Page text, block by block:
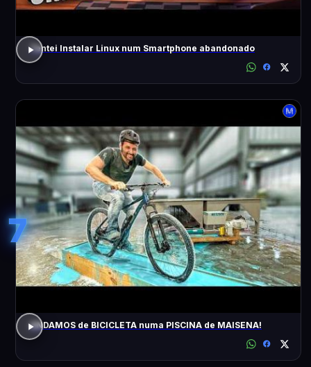
Tentei Instalar Linux num Smartphone abandonado
7
ANDAMOS de BICICLETA numa PISCINA de MAISENA!